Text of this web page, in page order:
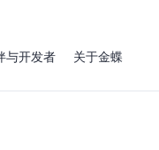
与开发者 关于金蝶